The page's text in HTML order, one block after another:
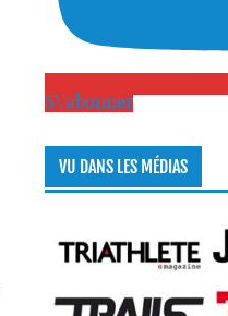
S\'abonner
VU DANS LES MÉDIAS